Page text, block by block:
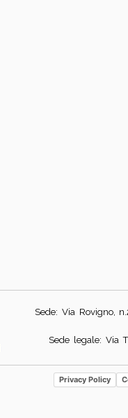
Sede: Via Rovigno,
Sede legale: Via
Privacy Policy